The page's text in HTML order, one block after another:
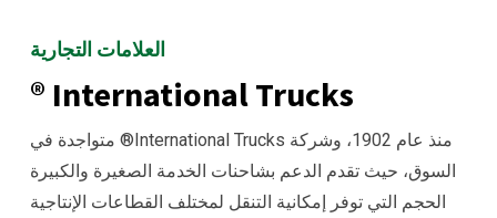
العلامات التجارية
International Trucks ®
منذ عام 1902، وشركة
® متواجدة في
السوق، حيث تقدم الدعم بشاحنات الخدمة الصغيرة والكبيرة
الحجم التي توفر إمكانية التنقل لمختلف القطاعات الإنتاجية